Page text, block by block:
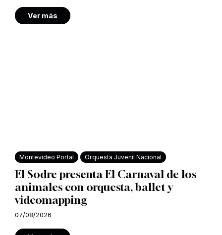
Ver más
Montevideo Portal Orquesta Juvenil Nacional
El Sodre presenta El Carnaval de los
animales con orquesta, ballet y
videomapping
07/08/2026